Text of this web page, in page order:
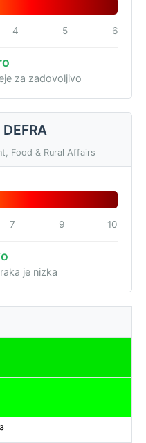
4 5 6
za zadovoljivo
Food & Rural Affairs
7 9 10
je nizka